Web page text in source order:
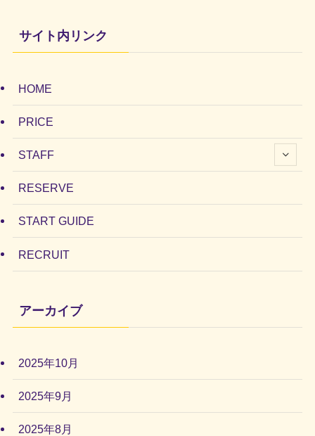
サイト内リンク
HOME
PRICE
STAFF
RESERVE
START GUIDE
RECRUIT
アーカイブ
2025年10月
2025年9月
2025年8月